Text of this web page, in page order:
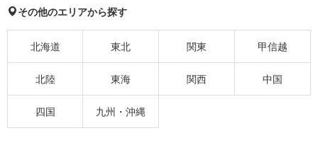
その他のエリアから探す
北海道 東北 関東 甲信越
北陸 東海 関西 中国
四国 九州・沖縄